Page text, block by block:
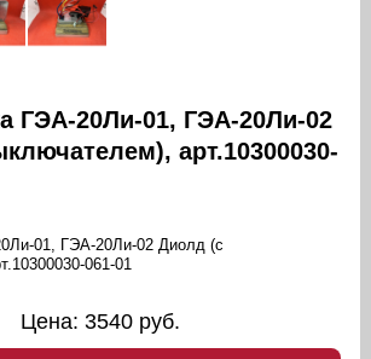
ГЭА-20Ли-01, ГЭА-20Ли-02
арт.10300030-
01, ГЭА-20Ли-02 Диолд (с
061-01
Цена: 3540 руб.